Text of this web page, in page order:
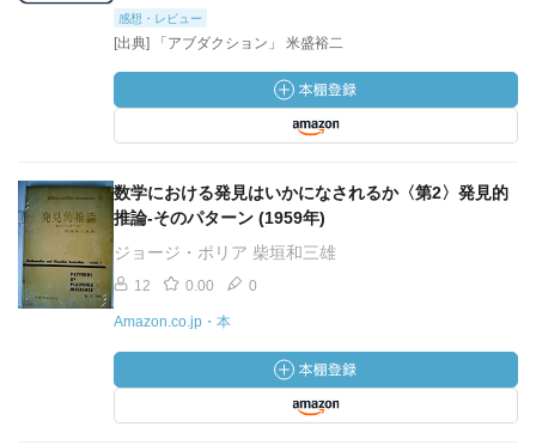
感想・レビュー
[出典] 「アブダクション」 米盛裕二
数学における発見はいかになされるか〈第2〉発見的
推論-そのパターン (1959年)
ジョージ・ポリア 柴垣和三雄
12 0.00 0
Amazon.co.jp・本